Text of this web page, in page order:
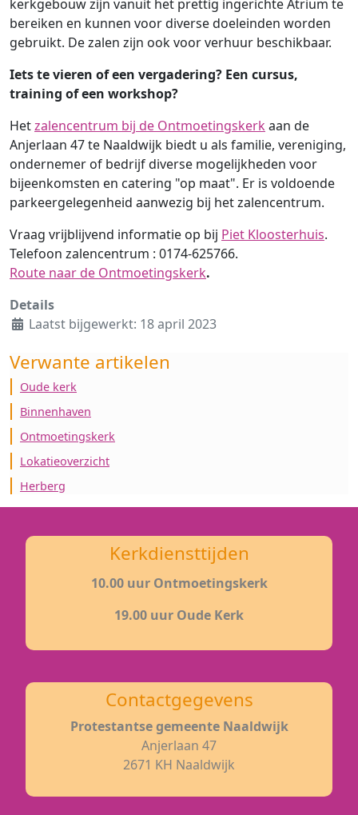
kerkgebouw zijn vanuit het prettig ingerichte Atrium te
bereiken en kunnen voor diverse doeleinden worden
gebruikt. De zalen zijn ook voor verhuur beschikbaar.
Iets te vieren of een vergadering? Een cursus,
training of een workshop?
Hetzalencentrum bij de Ontmoetingskerkaan de
Anjerlaan 47 te Naaldwijk biedt u als familie, vereniging,
ondernemer of bedrijf diverse mogelijkheden voor
bijeenkomsten en catering "op maat". Er is voldoende
parkeergelegenheid aanwezig bij het zalencentrum.
Vraag vrijblijvend informatie op bij Piet Kloosterhuis.
Telefoon zalencentrum : 0174-625766.
Route naar de Ontmoetingskerk.
Details
Laatst bijgewerkt: 18 april 2023
Verwante artikelen
Oude kerk
Binnenhaven
Ontmoetingskerk
Lokatieoverzicht
Herberg
Kerkdiensttijden
10.00 uur Ontmoetingskerk
19.00 uur Oude Kerk
Contactgegevens
Protestantse gemeente Naaldwijk
Anjerlaan 47
2671 KH Naaldwijk